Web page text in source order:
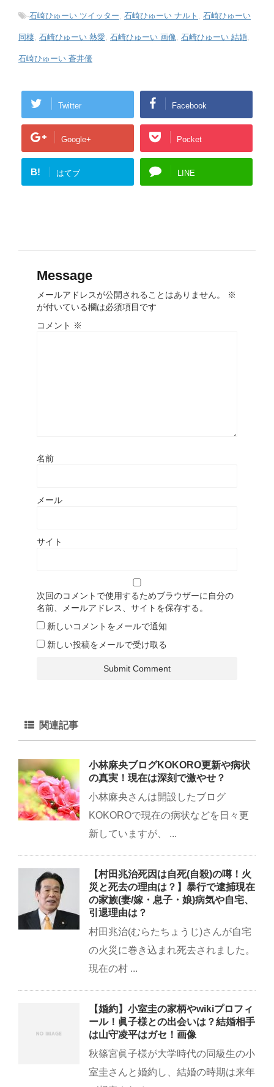
-石崎ひゅーい ツイッター, 石崎ひゅーい ナルト , 石崎ひゅーい
同棲, 石崎ひゅーい 熱愛, 石崎ひゅーい 画像, 石崎ひゅーい 結婚,
石崎ひゅーい 蒼井優
Twitter Facebook
Google+ Pocket
B! はてブ LINE
Message
メールアドレスが公開されることはありません。
※
が付いている欄は必須項目です
コメント ※
名前
メール
サイト
次回のコメントで使用するためブラウザーに自分の
名前、メールアドレス、サイトを保存する。
新しいコメントをメールで通知
新しい投稿をメールで受け取る
関連記事
小林麻央ブログKOKORO更新や病状
の真実！現在は深刻で激やせ？
小林麻央さんは開設したブログ
KOKOROで現在の病状などを日々更
新していますが、 ...
【村田兆治死因は自死(自殺)の噂！火
災と死去の理由は？】暴行で逮捕現在
の家族(妻/嫁・息子・娘)病気や自宅、
引退理由は？
村田兆治(むらたちょうじ)さんが自宅
の火災に巻き込まれ死去されました。
現在の村 ...
【婚約】小室圭の家柄やwikiプロフィ
ール！眞子様との出会いは？結婚相手
は山守凌平はガセ！画像
秋篠宮眞子様が大学時代の同級生の小
室圭さんと婚約し、結婚の時期は来年